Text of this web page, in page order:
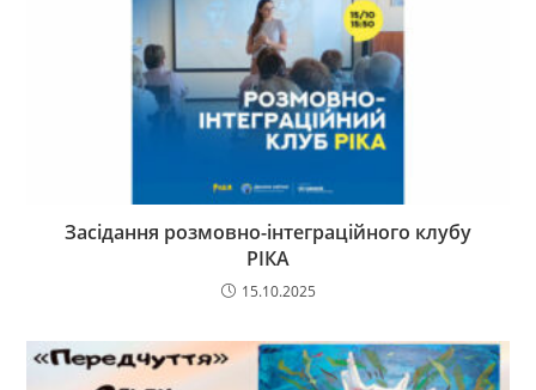
Засідання розмовно-інтеграційного клубу
РІКА
15.10.2025